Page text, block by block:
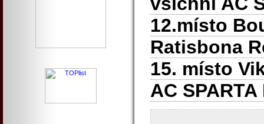
12.místo
Ratisbona
15. místo
AC SPARTA